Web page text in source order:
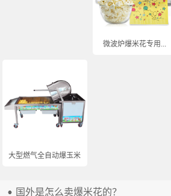
微波炉爆米花专用...
大型燃气全自动爆玉米...
国外是怎么卖爆米花的？